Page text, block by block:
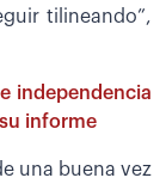
tilineando”,
independencia
informe
una buena vez